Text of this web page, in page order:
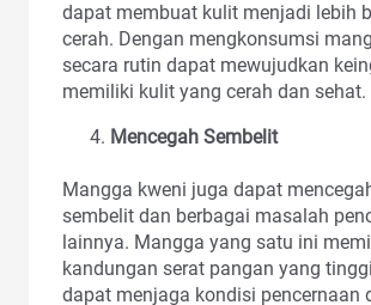
dapat membuat kulit menjadi lebih
cerah. Dengan mengkonsumsi
secara rutin dapat mewujudkan
memiliki kulit yang cerah dan sehat.
Mencegah Sembelit
Mangga kweni juga dapat
sembelit dan berbagai masalah
lainnya. Mangga yang satu ini
kandungan serat pangan yang
dapat menjaga kondisi pencernaan